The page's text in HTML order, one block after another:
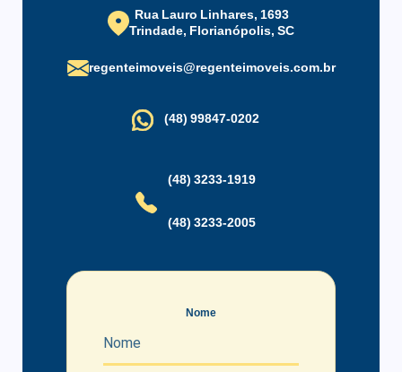
Portaria 24 Horas
Rua Lauro Linhares, 1693
Trindade, Florianópolis, SC
regenteimoveis@regenteimoveis.com.br
(48) 99847-0202
(48) 3233-1919
(48) 3233-2005
Nome